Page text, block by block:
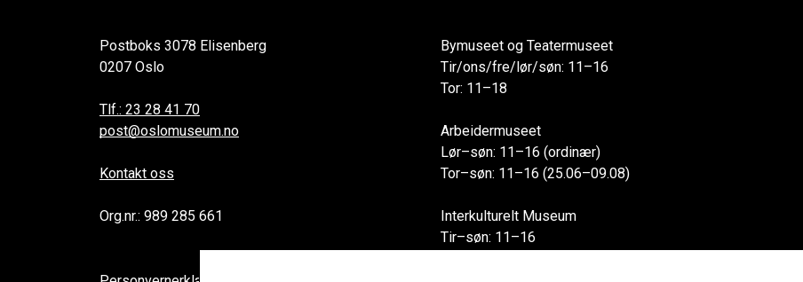
Postboks 3078 Elisenberg
0207 Oslo
Tlf.: 23 28 41 70
post@oslomuseum.no
Kontakt oss
Org.nr.: 989 285 661
Bymuseet og Teatermuseet
Tir/ons/fre/lør/søn: 11–16
Tor: 11–18
Arbeidermuseet
Lør–søn: 11–16 (ordinær)
Tor–søn: 11–16 (25.06–09.08)
Interkulturelt Museum
Tir–søn: 11–16